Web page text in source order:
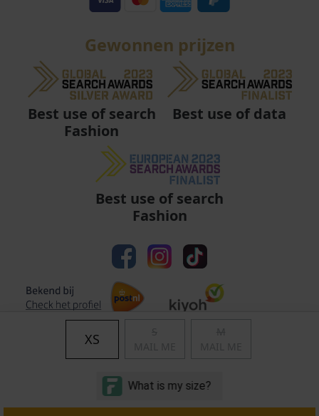
XS
Gewonnen prijzen
Best use of search
Fashion
Best use of data
Best use of search
Fashion
Algemene voorwaarden | Privacy
© Copyright 2011 - 2026 Soccerfanshop